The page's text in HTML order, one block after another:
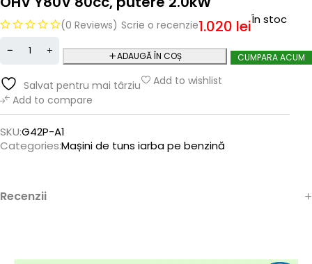
(0 Reviews) Scrie o recenzie1.020 leiÎn stoc
ADAUGĂ ÎN COȘ CUMPARA ACUM
Salvat pentru mai târziu
Add to wishlist
Add to compare
SKU:G42P-A1
Categories:Mașini de tuns iarba pe benzină
Recenzii